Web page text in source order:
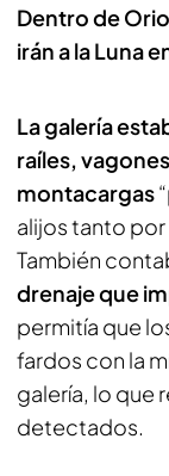
Dentro de
irán a la Luna
La galería
raíles,
montacargas
alijos tanto
También
drenaje que
permitía que
fardos con la
galería, lo que
detectados.